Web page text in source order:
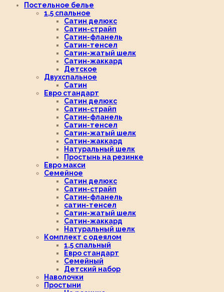
Постельное белье
1,5 спальное
Сатин делюкс
Сатин-страйп
Сатин-фланель
Сатин-тенсел
Сатин-жатый шелк
Сатин-жаккард
Детское
Двухспальное
Сатин
Евро стандарт
Сатин делюкс
Сатин-страйп
Сатин-фланель
Сатин-тенсел
Сатин-жатый шелк
Сатин-жаккард
Натуральный шелк
Простынь на резинке
Евро макси
Семейное
Сатин делюкс
Сатин-страйп
Сатин-фланель
сатин-тенсел
Сатин-жатый шелк
Сатин-жаккард
Натуральный шелк
Комплект с одеялом
1,5 спальный
Евро стандарт
Семейный
Детский набор
Наволочки
Простыни